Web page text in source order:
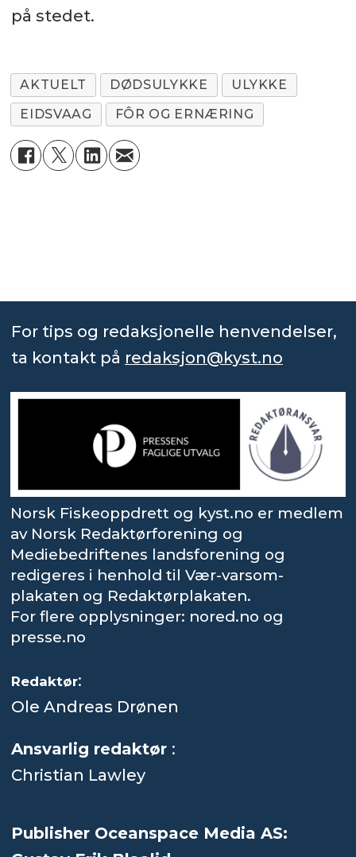
på stedet.
AKTUELT DØDSULYKKE
ULYKKE
EIDSVAAG
FÔR OG ERNÆRING
For tips og redaksjonelle henvendelser,
ta kontakt på redaksjon@kyst.no
Norsk Fiskeoppdrett og kyst.no er medlem
av Norsk Redaktørforening og
Mediebedriftenes landsforening og
redigeres i henhold til Vær-varsom-
plakaten og Redaktørplakaten.
For flere opplysninger: nored.no og
presse.no
Redaktør:
Ole Andreas Drønen
Ansvarlig redaktør :
Christian Lawley
Publisher Oceanspace Media AS: